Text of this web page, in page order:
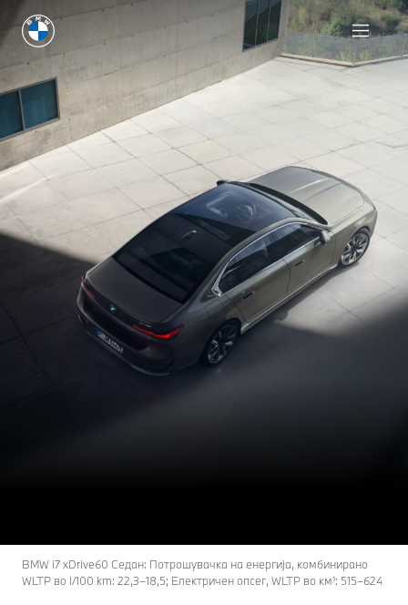
i7
BMW i7 xDrive60 Седан: Потрошувачка на енергија, комбинирано
WLTP во l/100 km: 22,3–18,5; Електричен опсег, WLTP во км¹: 515–624